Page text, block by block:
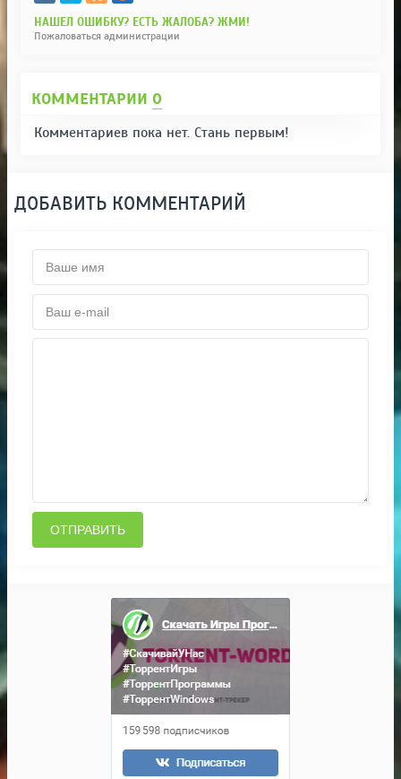
НАШЕЛ ОШИБКУ? ЕСТЬ ЖАЛОБА? ЖМИ!
Пожаловаться администрации
КОММЕНТАРИИ 0
Комментариев пока нет. Стань первым!
ДОБАВИТЬ КОММЕНТАРИЙ
ОТПРАВИТЬ